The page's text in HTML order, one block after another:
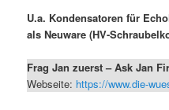
U.a. Kondensatoren für
als Neuware (HV-
Frag Jan zuerst – Ask Jan
Webseite: https://www.die-